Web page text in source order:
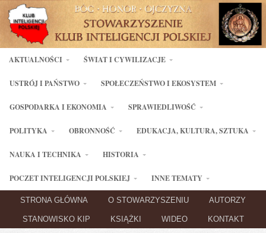
AKTUALNOŚCI ŚWIAT I CYWILIZACJE
USTRÓJ I PAŃSTWO SPOŁECZEŃSTWO I EKOSYSTEM
GOSPODARKA I EKONOMIA SPRAWIEDLIWOŚĆ
POLITYKA OBRONNOŚĆ EDUKACJA, KULTURA, SZTUKA
NAUKA I TECHNIKA HISTORIA
POCZET INTELIGENCJI POLSKIEJ INNE TEMATY
STRONA GŁÓWNA O STOWARZYSZENIU AUTORZY
STANOWISKO KIP KSIĄŻKI WIDEO KONTAKT